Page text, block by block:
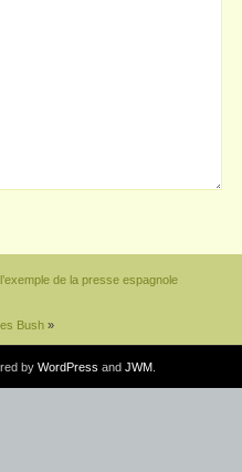
de la presse espagnole
Bush »
by WordPress and JWM